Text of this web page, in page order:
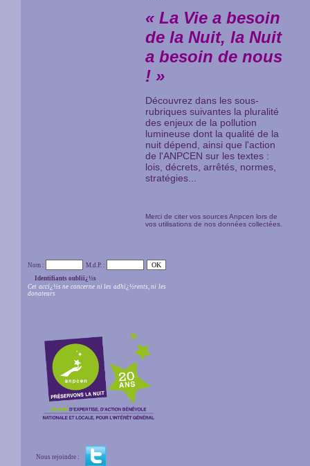
« La Vie a besoin
de la Nuit, la Nuit
a besoin de nous
! »
Découvrez dans les sous-
rubriques suivantes la pluralité
des enjeux de la pollution
lumineuse dont la qualité de la
nuit dépend, ainsi que l'action
de l'ANPCEN sur les textes :
lois, décrets, arrêtés, normes,
stratégies...
Merci de citer vos sources Anpcen lors de
vos utilisations de nos données collectées.
Nom :
M.d.P. :
Identifiants oubliï¿½s
Cet accï¿½s ne concerne ni les adhï¿½rents, ni les
donateurs
Nous rejoindre :